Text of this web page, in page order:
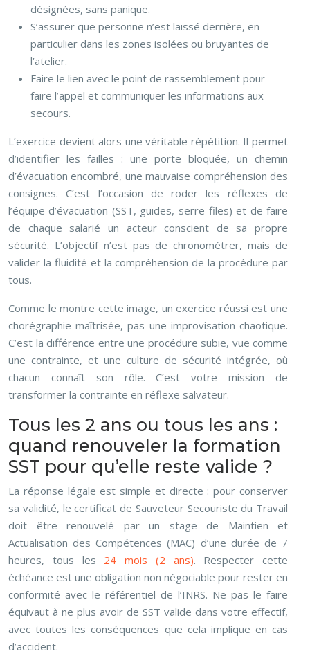
désignées, sans panique.
S’assurer que personne n’est laissé derrière, en
particulier dans les zones isolées ou bruyantes de
l’atelier.
Faire le lien avec le point de rassemblement pour
faire l’appel et communiquer les informations aux
secours.
L’exercice devient alors une véritable répétition. Il permet
d’identifier les failles : une porte bloquée, un chemin
d’évacuation encombré, une mauvaise compréhension des
consignes. C’est l’occasion de roder les réflexes de
l’équipe d’évacuation (SST, guides, serre-files) et de faire
de chaque salarié un acteur conscient de sa propre
sécurité. L’objectif n’est pas de chronométrer, mais de
valider la fluidité et la compréhension de la procédure par
tous.
Comme le montre cette image, un exercice réussi est une
chorégraphie maîtrisée, pas une improvisation chaotique.
C’est la différence entre une procédure subie, vue comme
une contrainte, et une culture de sécurité intégrée, où
chacun connaît son rôle. C’est votre mission de
transformer la contrainte en réflexe salvateur.
Tous les 2 ans ou tous les ans :
quand renouveler la formation
SST pour qu’elle reste valide ?
La réponse légale est simple et directe : pour conserver
sa validité, le certificat de Sauveteur Secouriste du Travail
doit être renouvelé par un stage de Maintien et
Actualisation des Compétences (MAC) d’une durée de 7
heures, tous les 24 mois (2 ans). Respecter cette
échéance est une obligation non négociable pour rester en
conformité avec le référentiel de l’INRS. Ne pas le faire
équivaut à ne plus avoir de SST valide dans votre effectif,
avec toutes les conséquences que cela implique en cas
d’accident.